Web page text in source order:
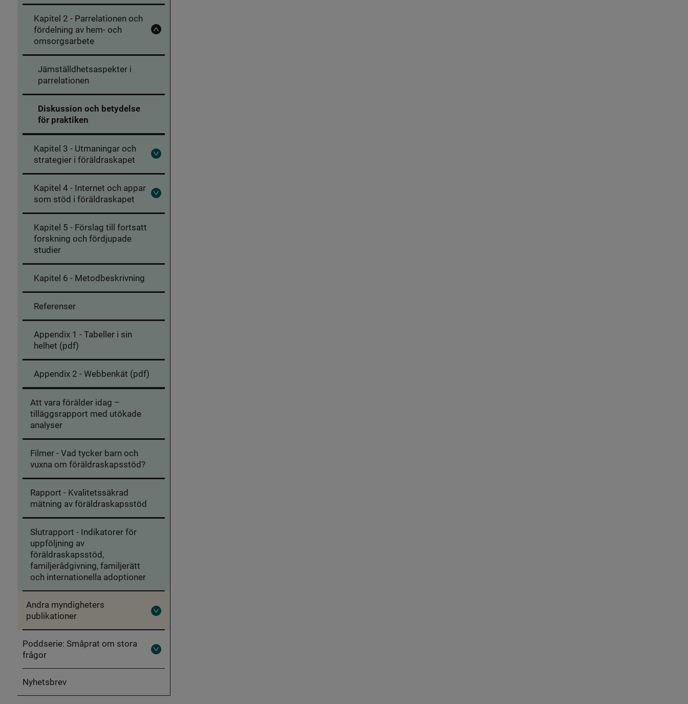
Kapitel
Att
vara
Kapitel 2 - Parrelationen och
fördelning av hem- och
omsorgsarbete
Fäll
2
av
Jämställdhetsaspekter i
parrelationen
Diskussion och betydelse
för praktiken
Kapitel 3 - Utmaningar och
strategier i föräldraskapet
Fäll
Kapitel
-
Utmaningar
strategier
Kapitel 4 - Internet och appar
som stöd i föräldraskapet
Fäll
Kapitel
stöd
Kapitel 5 - Förslag till fortsatt
forskning och fördjupade
studier
Kapitel 6 - Metodbeskrivning
Referenser
Appendix 1 - Tabeller i sin
helhet (pdf)
Appendix 2 - Webbenkät (pdf)
Att vara förälder idag –
tilläggsrapport med utökade
analyser
Filmer - Vad tycker barn och
vuxna om föräldraskapsstöd?
Rapport - Kvalitetssäkrad
mätning av föräldraskapsstöd
Slutrapport - Indikatorer för
uppföljning av
föräldraskapsstöd,
familjerådgivning, familjerätt
och internationella adoptioner
Andra myndigheters
publikationer
Fäll
Andra
publikationer
Poddserie: Småprat om stora
frågor
Fäll
Poddserie:
Nyhetsbrev